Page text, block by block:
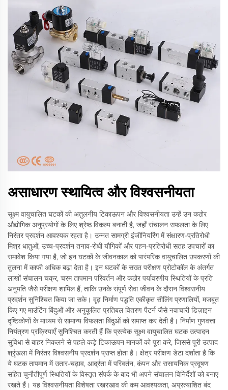
असाधारण स्थायित्व और विश्वसनीयता
सूक्ष्म वायुचालित घटकों की अतुलनीय टिकाऊपन और विश्वसनीयता उन्हें उन कठोर
औद्योगिक अनुप्रयोगों के लिए श्रेष्ठ विकल्प बनाती है, जहाँ संचालन सफलता के लिए
निरंतर प्रदर्शन आवश्यक रहता है। उन्नत सामग्री इंजीनियरिंग में संक्षारण-प्रतिरोधी
मिश्र धातुओं, उच्च-प्रदर्शन तनाव-रोधी यौगिकों और पहन-प्रतिरोधी सतह उपचारों का
समावेश किया गया है, जो इन घटकों के जीवनकाल को पारंपरिक वायुचालित उपकरणों की
तुलना में काफी अधिक बढ़ा देता है। इन घटकों के सख्त परीक्षण प्रोटोकॉल के अंतर्गत
लाखों संचालन चक्र, चरम तापमान परिवर्तन और कठोर पर्यावरणीय स्थितियों के प्रति
अनुमति जैसे परीक्षण शामिल हैं, ताकि उनके संपूर्ण सेवा जीवन के दौरान विश्वसनीय
प्रदर्शन सुनिश्चित किया जा सके। दृढ़ निर्माण पद्धति एकीकृत सीलिंग प्रणालियों, मजबूत
किए गए माउंटिंग बिंदुओं और अनुकूलित प्रतिबल वितरण पैटर्न जैसे नवाचारी डिज़ाइन
दृष्टिकोणों के माध्यम से सामान्य विफलता बिंदुओं को समाप्त कर देती है। निर्माण गुणवत्ता
नियंत्रण प्रक्रियाएँ सुनिश्चित करती हैं कि प्रत्येक सूक्ष्म वायुचालित घटक उत्पादन
सुविधा से बाहर निकलने से पहले कड़े टिकाऊपन मानकों को पूरा करे, जिससे पूरी उत्पाद
श्रृंखला में निरंतर विश्वसनीय प्रदर्शन प्राप्त होता है। क्षेत्र परीक्षण डेटा दर्शाता है कि
ये घटक तापमान में उतार-चढ़ाव, आर्द्रता में परिवर्तन, कंपन और रासायनिक प्रदूषण
सहित चुनौतीपूर्ण स्थितियों के विस्तृत संपर्क के बाद भी अपने संचालन विनिर्देशों को बनाए
रखते हैं। यह विश्वसनीयता विशेषता रखरखाव की कम आवश्यकता, अप्रत्याशित बंद